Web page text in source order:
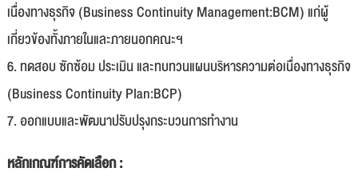
เนื่องทางธุรกิจ (Business Continuity Management:BCM) แก่ผู้
เกี่ยวข้องทั้งภายในและภายนอกคณะฯ
6. ทดสอบ ซักซ้อม ประเมิน และทบทวนแผนบริหารความต่อเนื่องทางธุรกิจ
(Business Continuity Plan:BCP)
7. ออกแบบและพัฒนาปรับปรุงกระบวนการทำงาน
หลักเกณฑ์การคัดเลือก :